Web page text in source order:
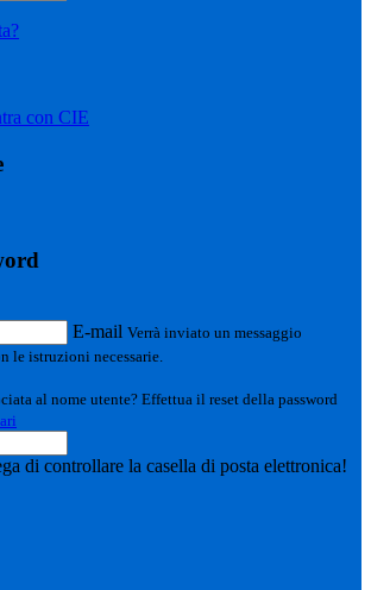
con CIE
E-mail Verrà inviato un messaggio
le istruzioni necessarie.
al nome utente? Effettua il reset della password
di controllare la casella di posta elettronica!